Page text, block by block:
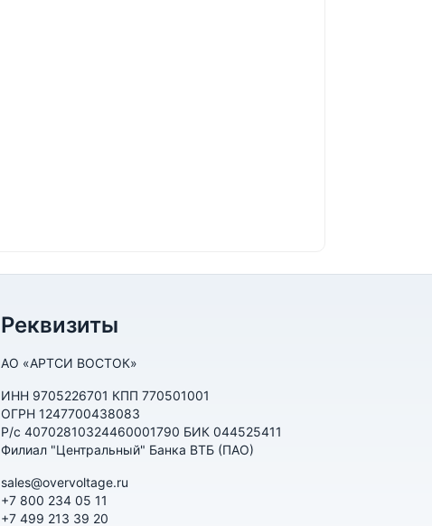
Реквизиты
АО «АРТСИ ВОСТОК»
ИНН 9705226701 КПП 770501001
ОГРН 1247700438083
Р/с 40702810324460001790 БИК 044525411
Филиал "Центральный" Банка ВТБ (ПАО)
sales@overvoltage.ru
+7 800 234 05 11
+7 499 213 39 20